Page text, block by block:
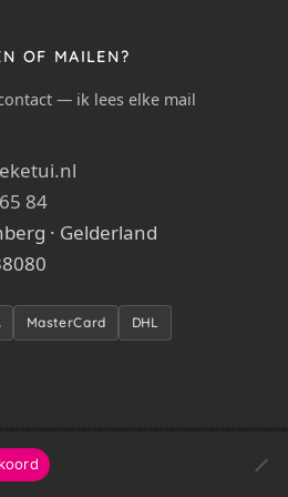
OF MAILEN?
— ik lees elke mail
84
· Gelderland
MasterCard DHL